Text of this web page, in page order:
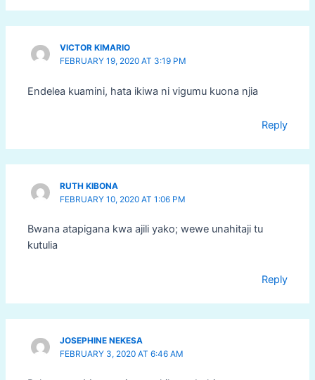
VICTOR KIMARIO
FEBRUARY 19, 2020 AT 3:19 PM
Endelea kuamini, hata ikiwa ni vigumu kuona njia
Reply
RUTH KIBONA
FEBRUARY 10, 2020 AT 1:06 PM
Bwana atapigana kwa ajili yako; wewe unahitaji tu
kutulia
Reply
JOSEPHINE NEKESA
FEBRUARY 3, 2020 AT 6:46 AM